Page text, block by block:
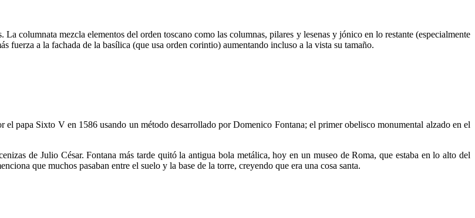
columnata mezcla elementos del orden toscano como las columnas, pilares y lesenas y jónico en lo restante (especialmente
fuerza a la fachada de la basílica (que usa orden corintio) aumentando incluso a la vista su tamaño.
papa Sixto V en 1586 usando un método desarrollado por Domenico Fontana; el primer obelisco monumental alzado en el
de Julio César. Fontana más tarde quitó la antigua bola metálica, hoy en un museo de Roma, que estaba en lo alto del
que muchos pasaban entre el suelo y la base de la torre, creyendo que era una cosa santa.